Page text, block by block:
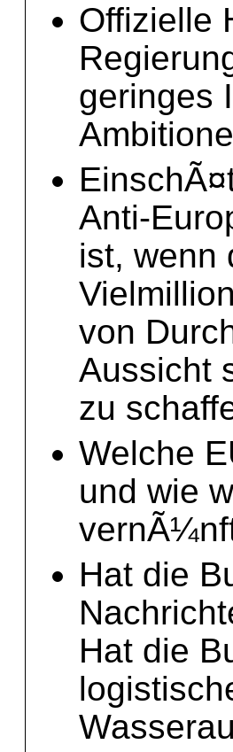
Offizielle
geringes
Anti-
ist, wenn
von
Aussicht
zu
Welche
und wie
Hat die
Hat die